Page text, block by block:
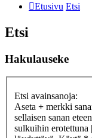
Etusivu Etsi
Etsi
Hakulauseke
Etsi avainsanoja:
Aseta + merkki
sellaisen sanan
sulkuihin erotettuna |